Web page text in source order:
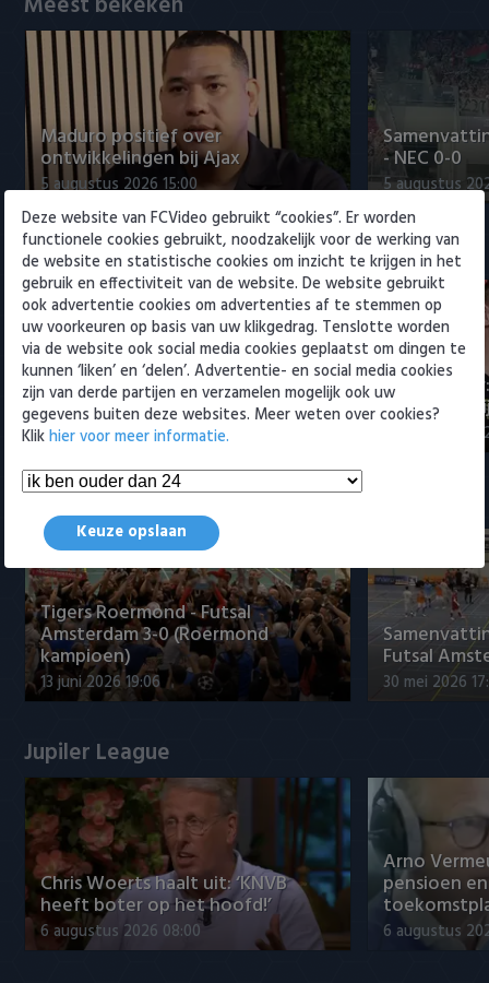
Maduro positief over
ontwikkelingen bij Ajax
5 augustus 2026 15:00
- NEC 0-0
5 augustus
Eredivisie
Maak kennis met Sami
Bouhoudane (Cambuur)
5 augustus 2026 20:45
Joris
Ahead te
5 augustus
Samenvattingen Eredivisie
Tigers Roermond - Futsal
Amsterdam 3-0 (Roermond
kampioen)
13 juni 2026 19:06
Futsal
30 mei 2026
Jupiler League
Chris Woerts haalt uit: ‘KNVB
heeft boter op het hoofd!’
6 augustus 2026 08:00
Arno
pensioen
6 augustus
Deze website van FCVideo gebruikt “cookies”. Er worden
functionele cookies gebruikt, noodzakelijk voor de werking van
de website en statistische cookies om inzicht te krijgen in het
gebruik en effectiviteit van de website. De website gebruikt
ook advertentie cookies om advertenties af te stemmen op
uw voorkeuren op basis van uw klikgedrag. Tenslotte worden
via de website ook social media cookies geplaatst om dingen te
kunnen ‘liken’ en ‘delen’. Advertentie- en social media cookies
zijn van derde partijen en verzamelen mogelijk ook uw
gegevens buiten deze websites. Meer weten over cookies?
Klikhier voor meer informatie.
Keuze opslaan